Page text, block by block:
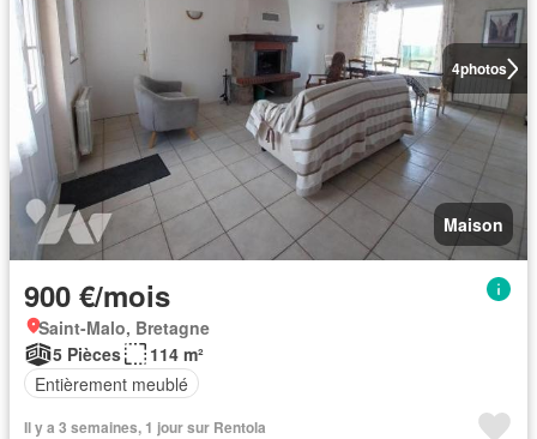
4photos
Maison
900 €/mois
Saint-Malo, Bretagne
5 Pièces
114 m²
Entièrement meublé
Il y a 3 semaines, 1 jour sur Rentola